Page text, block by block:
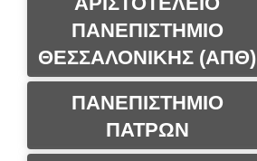
ΠΑΝΕΠΙΣΤΗΜΙΟ
ΘΕΣΣΑΛΟΝΙΚΗΣ (ΑΠΘ)
ΠΑΝΕΠΙΣΤΗΜΙΟ
ΠΑΤΡΩΝ